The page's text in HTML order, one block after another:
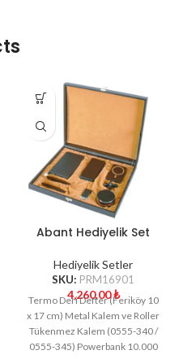
Abant Hediyelik Set
Hediyelik Setler
SKU: PRM16901
4,260.00₺
Termo Deri Defter (Feriköy 10
x 17 cm) Metal Kalem ve Roller
Tükenmez Kalem (0555-340 /
0555-345) Powerbank 10.000